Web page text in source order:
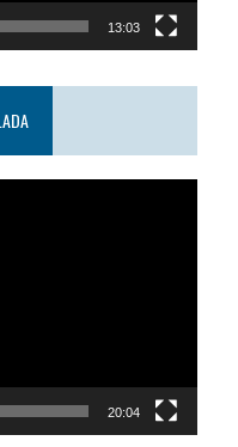
13:03
20:04